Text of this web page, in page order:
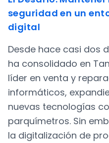
seguridad en un
digital
Desde hace casi dos décadas, Eltheam.ar se
ha consolidado en
líder en venta y
informáticos,
nuevas tecnologías
parquímetros. Sin
la digitalización de